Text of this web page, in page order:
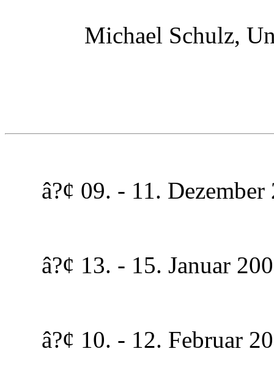
Michael Schulz,
â?¢ 09. - 11. Dezember
â?¢ 13. - 15. Januar
â?¢ 10. - 12. Februar